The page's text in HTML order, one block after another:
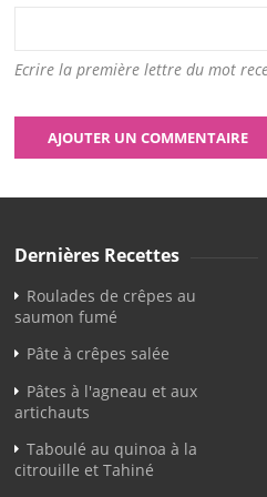
Ecrire la première lettre du mot
Dernières Recettes
Roulades de crêpes au
saumon fumé
Pâte à crêpes salée
Pâtes à l'agneau et aux
artichauts
Taboulé au quinoa à la
citrouille et Tahiné